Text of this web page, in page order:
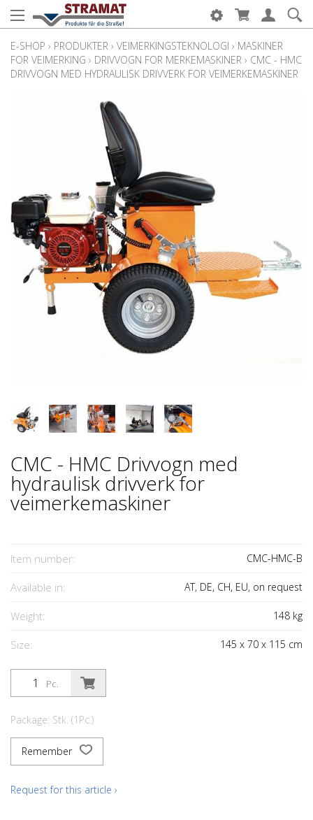
E-SHOP › PRODUKTER › VEIMERKINGSTEKNOLOGI › MASKINER
FOR VEIMERKING › DRIVVOGN FOR MERKEMASKINER › CMC - HMC
DRIVVOGN MED HYDRAULISK DRIVVERK FOR VEIMERKEMASKINER
CMC - HMC Drivvogn med
hydraulisk drivverk for
veimerkemaskiner
Item number: CMC-HMC-B
Available in: AT, DE, CH, EU, on request
Weight: 148 kg
Size: 145 x 70 x 115 cm
Pc.
Package: Stk. (1Pc.)
Remember
Request for this article ›